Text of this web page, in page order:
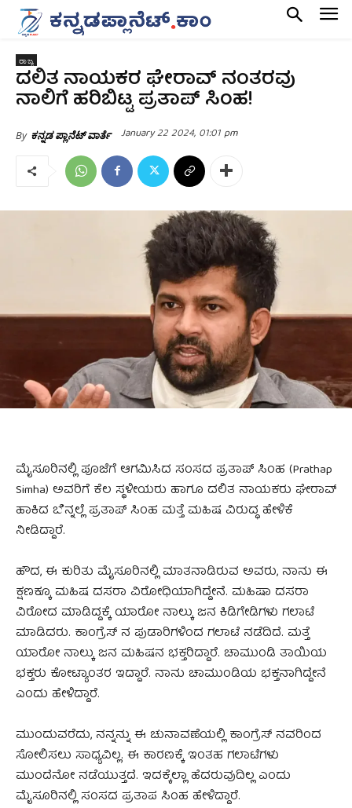
ರಾಜ್ಯ
ದಲಿತ ನಾಯಕರ ಘೇರಾವ್ ನಂತರವು
ನಾಲಿಗೆ ಹರಿಬಿಟ್ಟ ಪ್ರತಾಪ್ ಸಿಂಹ!
By ಕನ್ನಡ ಪ್ಲಾನೆಟ್ ವಾರ್ತೆ January 22 2024, 01:01 pm
ಮೈಸೂರಿನಲ್ಲಿ ಪೂಜೆಗೆ ಆಗಮಿಸಿದ ಸಂಸದ ಪ್ರತಾಪ್ ಸಿಂಹ (Prathap
Simha) ಅವರಿಗೆ ಕೆಲ ಸ್ಥಳೀಯರು ಹಾಗೂ ದಲಿತ ನಾಯಕರು ಘೇರಾವ್
ಹಾಕಿದ ಬೆನ್ನಲ್ಲೆ ಪ್ರತಾಪ್ ಸಿಂಹ ಮತ್ತೆ ಮಹಿಷ ವಿರುದ್ಧ ಹೇಳಿಕೆ
ನೀಡಿದ್ದಾರೆ.
ಹೌದ, ಈ ಕುರಿತು ಮೈಸೂರಿನಲ್ಲಿ ಮಾತನಾಡಿರುವ ಅವರು, ನಾನು ಈ
ಕ್ಷಣಕ್ಕೂ ಮಹಿಷ ದಸರಾ ವಿರೋಧಿಯಾಗಿದ್ದೇನೆ. ಮಹಿಷಾ ದಸರಾ
ವಿರೋದ ಮಾಡಿದ್ದಕ್ಕೆ ಯಾರೋ ನಾಲ್ಕು ಜನ ಕಿಡಿಗೇಡಿಗಳು ಗಲಾಟೆ
ಮಾಡಿದರು. ಕಾಂಗ್ರೆಸ್ ನ ಪುಡಾರಿಗಳಿಂದ ಗಲಾಟೆ ನಡೆದಿದೆ. ಮತ್ತೆ
ಯಾರೋ ನಾಲ್ಕು ಜನ ಮಹಿಷನ ಭಕ್ತರಿದ್ದಾರೆ. ಚಾಮುಂಡಿ ತಾಯಿಯ
ಭಕ್ತರು ಕೋಟ್ಯಾಂತರ ಇದ್ದಾರೆ. ನಾನು ಚಾಮುಂಡಿಯ ಭಕ್ತ‌ನಾಗಿದ್ದೇನೆ
ಎಂದು ಹೇಳಿದ್ದಾರೆ.
ಮುಂದುವರೆದು, ನನ್ನನ್ನು ಈ ಚುನಾವಣೆಯಲ್ಲಿ ಕಾಂಗ್ರೆಸ್ ನವರಿಂದ
ಸೋಲಿಸಲು ಸಾಧ್ಯವಿಲ್ಲ. ಈ ಕಾರಣಕ್ಕೆ ಇಂತಹ ಗಲಾಟೆಗಳು
ಮುಂದೆನೋ ನಡೆಯುತ್ತದೆ. ಇದಕ್ಕೆಲ್ಲಾ ಹೆದರುವುದಿಲ್ಲ ಎಂದು
ಮೈಸೂರಿನಲ್ಲಿ ಸಂಸದ ಪ್ರತಾಪ ಸಿಂಹ ಹೇಳಿದ್ದಾರೆ.